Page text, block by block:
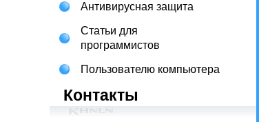
Антивирусная защита
Статьи для
программистов
Пользователю компьютера
Контакты